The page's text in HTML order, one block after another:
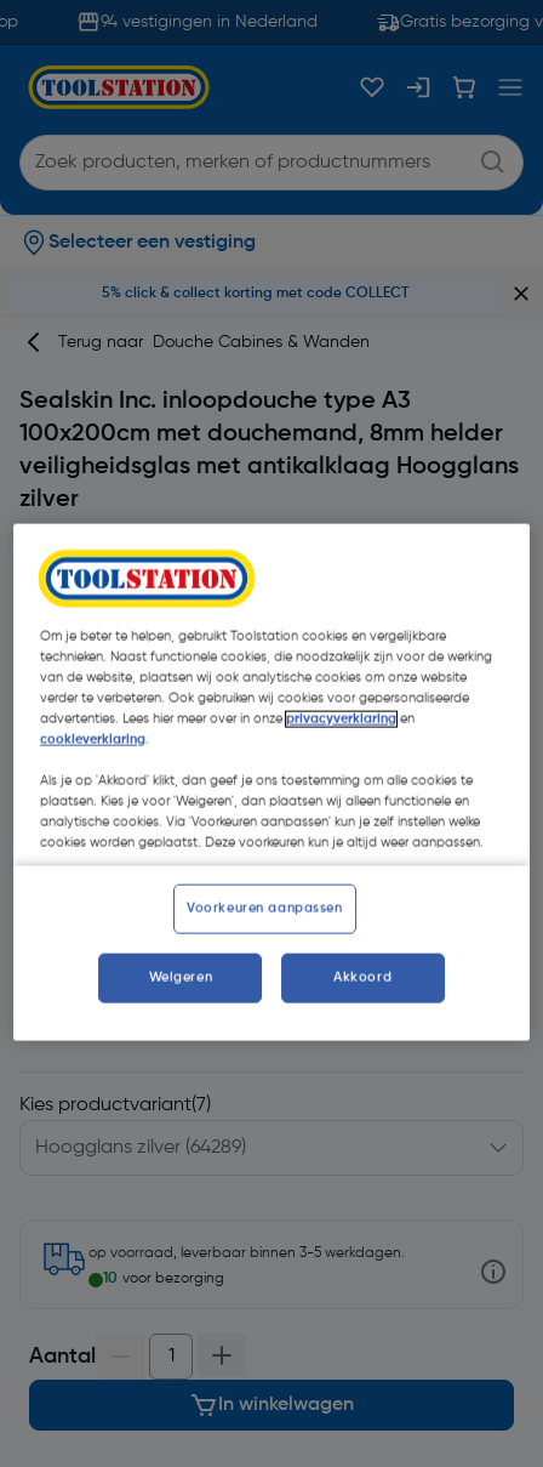
94 vestigingen in Nederland Gratis bezorging
Selecteer een vestiging
5% click & collect korting met code COLLECT
Terug naar Douche Cabines & Wanden
Sealskin Inc. inloopdouche type A3
100x200cm met douchemand, 8mm helder
veiligheidsglas met antikalklaag Hoogglans
zilver
Kies productvariant(7)
op voorraad, leverbaar binnen 3-5 werkdagen.
10 voor bezorging
Aantal
In winkelwagen
Om je beter te helpen, gebruikt Toolstation cookies en vergelijkbare
technieken. Naast functionele cookies, die noodzakelijk zijn voor de werking
van de website, plaatsen wij ook analytische cookies om onze website
verder te verbeteren. Ook gebruiken wij cookies voor gepersonaliseerde
advertenties. Lees hier meer over in onzeprivacyverklaring en
cookieverklaring.
Als je op 'Akkoord' klikt, dan geef je ons toestemming om alle cookies te
plaatsen. Kies je voor 'Weigeren', dan plaatsen wij alleen functionele en
analytische cookies. Via 'Voorkeuren aanpassen' kun je zelf instellen welke
cookies worden geplaatst. Deze voorkeuren kun je altijd weer aanpassen.
Voorkeuren aanpassen
Weigeren Akkoord